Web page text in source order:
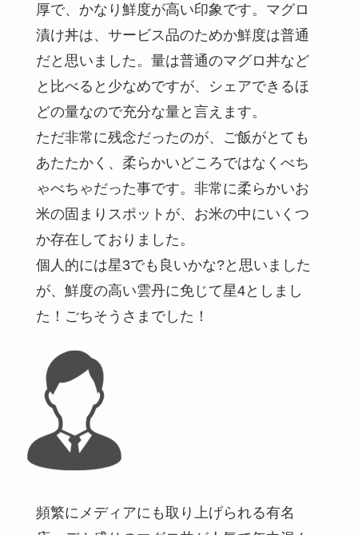
厚で、かなり鮮度が高い印象です。マグロ
漬け丼は、サービス品のためか鮮度は普通
だと思いました。量は普通のマグロ丼など
と比べると少なめですが、シェアできるほ
どの量なので充分な量と言えます。
ただ非常に残念だったのが、ご飯がとても
あたたかく、柔らかいどころではなくべち
ゃべちゃだった事です。非常に柔らかいお
米の固まりスポットが、お米の中にいくつ
か存在しておりました。
個人的には星3でも良いかな?と思いました
が、鮮度の高い雲丹に免じて星4としまし
た！ごちそうさまでした！
頻繁にメディアにも取り上げられる有名